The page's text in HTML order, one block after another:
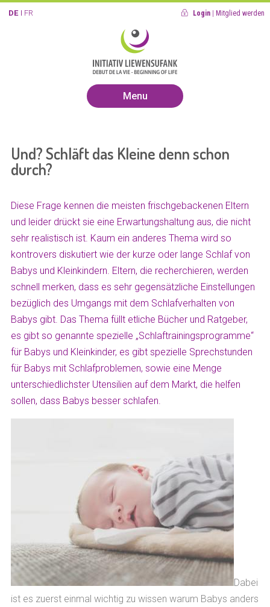
DE FR Login Mitglied werden
Menu
Und? Schläft das Kleine denn schon
durch?
Diese Frage kennen die meisten frischgebackenen Eltern
und leider drückt sie eine Erwartungshaltung aus, die nicht
sehr realistisch ist. Kaum ein anderes Thema wird so
kontrovers diskutiert wie der kurze oder lange Schlaf von
Babys und Kleinkindern. Eltern, die recherchieren, werden
schnell merken, dass es sehr gegensätzliche Einstellungen
bezüglich des Umgangs mit dem Schlafverhalten von
Babys gibt. Das Thema füllt etliche Bücher und Ratgeber,
es gibt so genannte spezielle „Schlaftrainingsprogramme“
für Babys und Kleinkinder, es gibt spezielle Sprechstunden
für Babys mit Schlafproblemen, sowie eine Menge
unterschiedlichster Utensilien auf dem Markt, die helfen
sollen, dass Babys besser schlafen.
Dabei
ist es zuerst einmal wichtig zu wissen warum Babys anders